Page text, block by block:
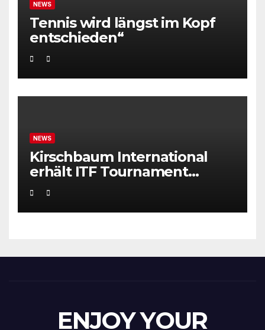
NEWS
Tennis wird längst im Kopf
entschieden“
NEWS
Kirschbaum International
erhält ITF Tournament
Recognition Award 2025
ENJOY YOUR